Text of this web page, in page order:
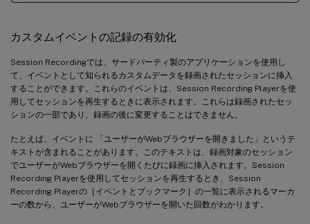
カスタムイベントの記録の有効化
Session Recordingでは、サードパーティ製のアプリケーションを使用し
て、イベントとして知られるカスタムデータを録画されたセッションに挿入
することができます。これらのイベントは、Session Recording Playerを使
用してセッションを再生するときに表示されます。これらは録画されたセッ
ションの一部であり、録画の後に変更することはできません。
たとえば、イベントに 「ユーザーがWebブラウザーを開きました」というテ
キストが含まれることがあります。このテキストは、録画対象のセッション
でユーザーがWebブラウザーを開くたびに録画に挿入されます。Session
Recording Playerを使用してセッションを再生するとき、Session
Recording Playerの［イベントとブックマーク］の一覧に表示されるマーカ
ーの数から、ユーザーがWebブラウザーを開いた回数がわかります。